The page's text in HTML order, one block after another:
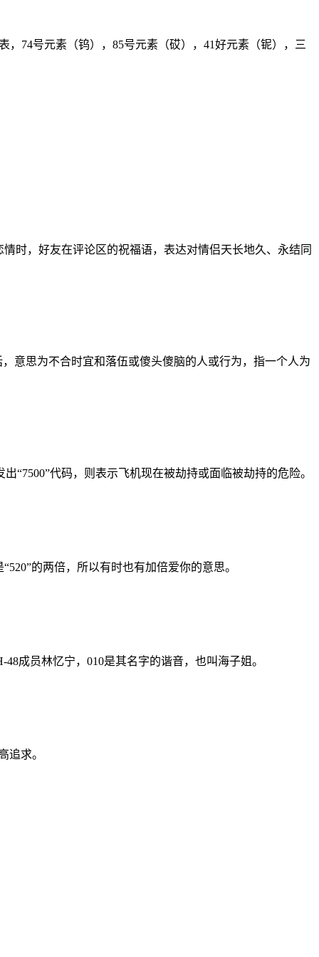
，74号元素（钨），85号元素（砹），41好元素（铌），三
时，好友在评论区的祝福语，表达对情侣天长地久、永结同
意思为不合时宜和落伍或傻头傻脑的人或行为，指一个人为
“7500”代码，则表示飞机现在被劫持或面临被劫持的危险。
的两倍，所以有时也有加倍爱你的意思。
成员林忆宁，010是其名字的谐音，也叫海子姐。
追求。